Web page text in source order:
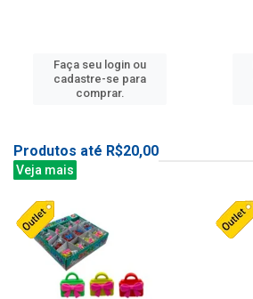
Faça seu login ou
cadastre-se para
comprar.
Produtos até R$20,00
Veja mais